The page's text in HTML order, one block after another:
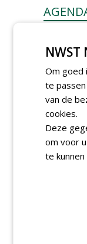
NWST
Om goed
te
van de
cookies.
Deze
om voor
te